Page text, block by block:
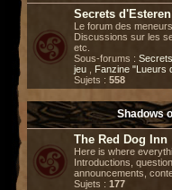
Secrets
Le forum des
Discussions sur les
etc.
Sous-forums :
jeu
Fanzine "Lueurs
Sujets : 558
Shadows
The Red Dog Inn
Here is where
Introductions,
announcements,
Sujets : 177